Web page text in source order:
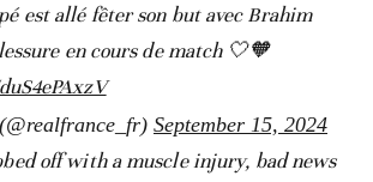
est allé fêter son but avec Brahim
en cours de match 🤍🧡
September 15, 2024
off with a muscle injury, bad news